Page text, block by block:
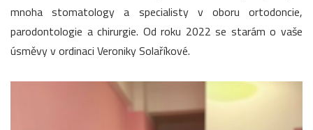
mnoha stomatology a specialisty v oboru ortodoncie,
parodontologie a chirurgie. Od roku 2022 se starám o vaše
úsměvy v ordinaci Veroniky Solaříkové.